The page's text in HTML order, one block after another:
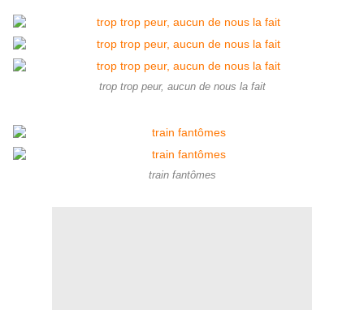
trop trop peur, aucun de nous la fait
train fantômes